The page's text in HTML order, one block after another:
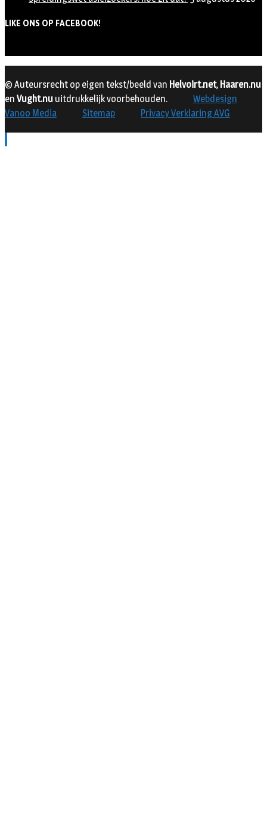
LIKE ONS OP FACEBOOK!
© Auteursrecht op eigen tekst/beeld van Helvoirt.net, Haaren.nu
en Vught.nu uitdrukkelijk voorbehouden.
Webdesign
Vanoo Media
Sitemap Privacy Verklaring AVG